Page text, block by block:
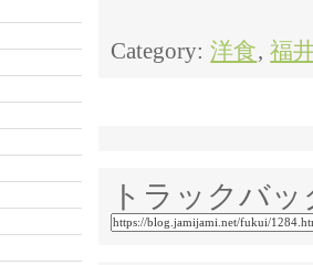
Category: 洋食, 福
トラックバッ